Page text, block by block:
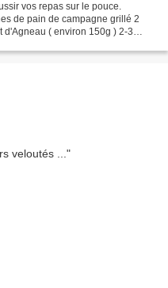
vos repas sur le pouce.
de pain de campagne grillé 2
d'Agneau ( environ 150g ) 2-3